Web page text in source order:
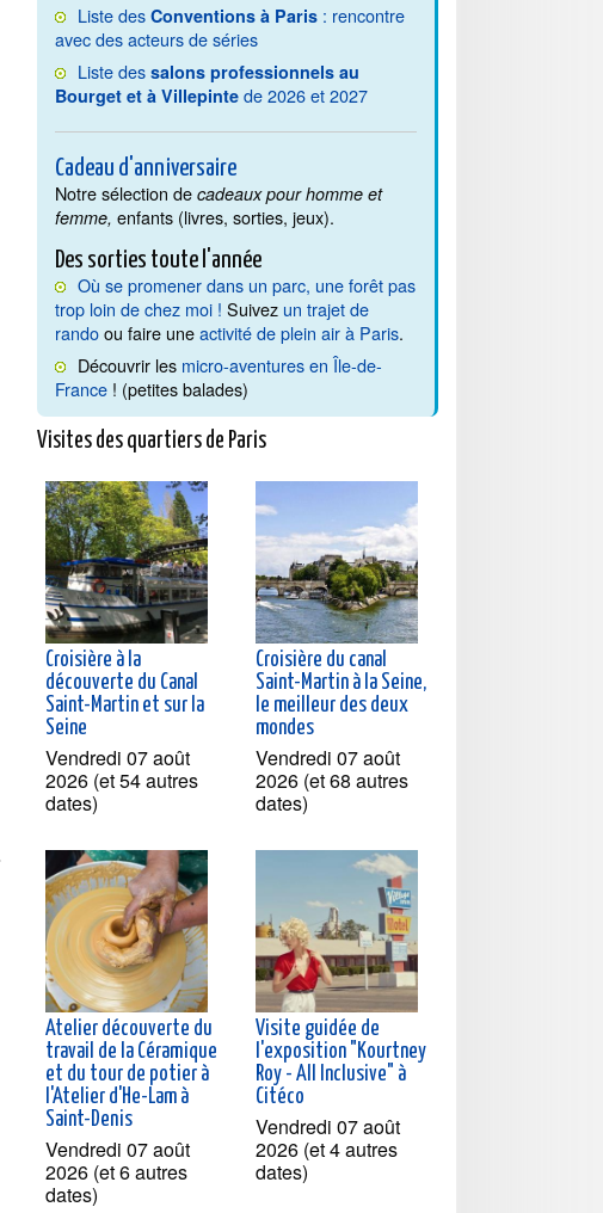
Liste desConventions à Paris : rencontre
avec des acteurs de séries
Liste dessalons professionnels au
Bourget et à Villepinte de 2026 et 2027
Cadeau d'anniversaire
Notre sélection decadeaux pour homme et
femme, enfants (livres, sorties, jeux).
Des sorties toute l'année
Où se promener dans un parc, une forêt pas
trop loin de chez moi ! Suivez un trajet de
randoou faire uneactivité de plein air à Paris.
Découvrir les micro-aventures en Île-de-
France ! (petites balades)
Visites des quartiers de Paris
Croisière à la
découverte du Canal
Saint-Martin et sur la
Seine
Vendredi 07 août
2026 (et 54 autres
dates)
Croisière du canal
Saint-Martin à la Seine,
le meilleur des deux
mondes
Vendredi 07 août
2026 (et 68 autres
dates)
Atelier découverte du
travail de la Céramique
et du tour de potier à
l'Atelier d'He-Lam à
Saint-Denis
Vendredi 07 août
2026 (et 6 autres
dates)
Visite guidée de
l'exposition "Kourtney
Roy - All Inclusive" à
Citéco
Vendredi 07 août
2026 (et 4 autres
dates)